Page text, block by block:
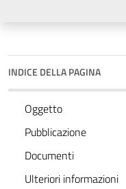
INDICE DELLA PAGINA
Oggetto
Pubblicazione
Documenti
Ulteriori informazioni